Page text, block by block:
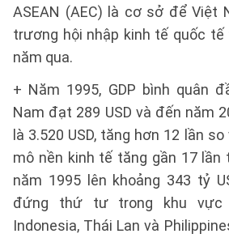
ASEAN (AEC) là cơ sở để Việt
trương hội nhập kinh tế quốc tế
năm qua.
+ Năm 1995, GDP bình quân
Nam đạt 289 USD và đến năm
là 3.520 USD, tăng hơn 12 lần
mô nền kinh tế tăng gần 17 lần
năm 1995 lên khoảng 343 tỷ
đứng thứ tư trong khu vực
Indonesia, Thái Lan và